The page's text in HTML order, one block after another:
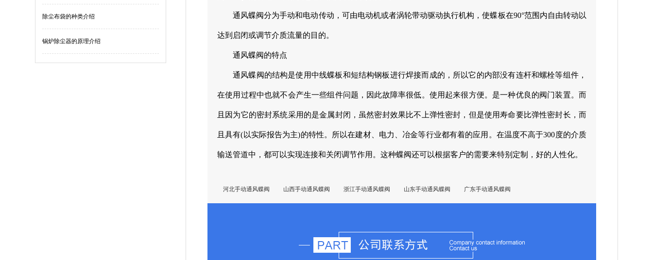
除尘布袋的种类介绍
锅炉除尘器的原理介绍
通风蝶阀分为手动和电动传动，可由电动机或者涡轮带动驱动执行机构，使蝶板在90°范围内自由转动以
达到启闭或调节介质流量的目的。
通风蝶阀的特点
通风蝶阀的结构是使用中线蝶板和短结构钢板进行焊接而成的，所以它的内部没有连杆和螺栓等组件，
在使用过程中也就不会产生一些组件问题，因此故障率很低。使用起来很方便。是一种优良的阀门装置。而
且因为它的密封系统采用的是金属封闭，虽然密封效果比不上弹性密封，但是使用寿命要比弹性密封长，而
且具有(以实际报告为主)的特性。所以在建材、电力、冶金等行业都有着的应用。在温度不高于300度的介质
输送管道中，都可以实现连接和关闭调节作用。这种蝶阀还可以根据客户的需要来特别定制，好的人性化。
河北手动通风蝶阀 山西手动通风蝶阀 浙江手动通风蝶阀 山东手动通风蝶阀 广东手动通风蝶阀